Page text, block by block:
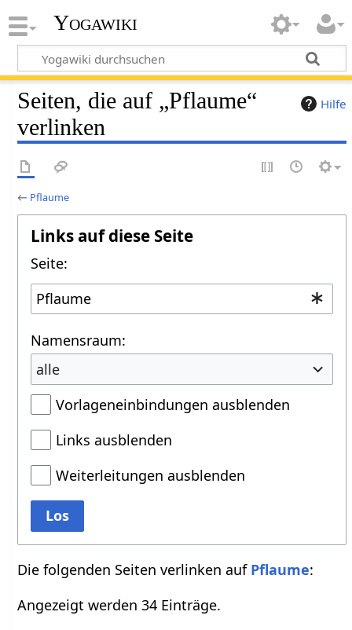
Yogawiki
Hilfe
Seiten, die auf „Pflaume“
verlinken
← Pflaume
Links auf diese Seite
Seite:
Namensraum:
alle
Vorlageneinbindungen ausblenden
Links ausblenden
Weiterleitungen ausblenden
Los
Die folgenden Seiten verlinken auf Pflaume:
Angezeigt werden 34 Einträge.